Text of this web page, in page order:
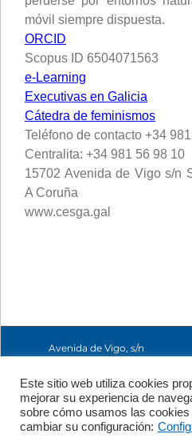
móvil siempre dispuesta.
ORCID
Scopus ID 6504071563
e-Learning
Executivas en Galicia
Cátedra de feminismos
Teléfono de contacto +34
Centralita: +34 981 56 98 10
15702 Avenida de Vigo s/n
A Coruña
www.cesga.gal
Avenida de Vigo, s/n
Compostela, A
Coruña, España
+34 981 56 98 10
Este sitio web utiliza cookies
mejorar su experiencia de
sobre cómo usamos las
cambiar su configuración: